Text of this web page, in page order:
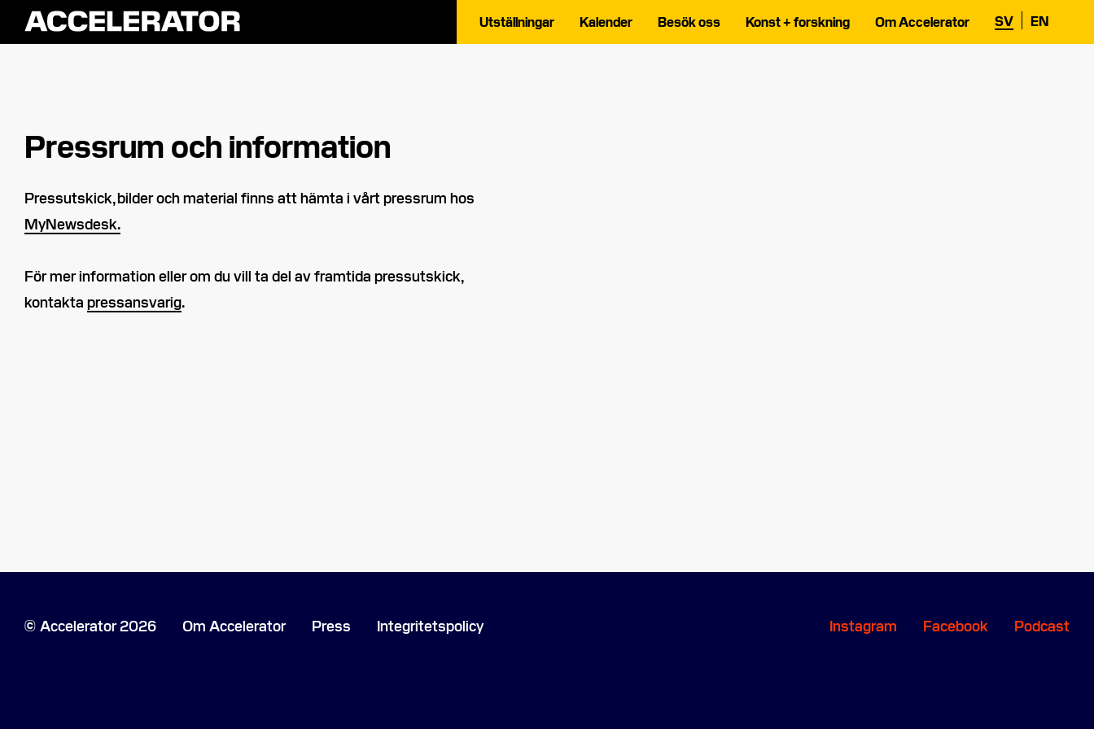
Utställningar Kalender Besök oss Konst + forskning Om Accelerator SV EN
Pressrum och information
Pressutskick, bilder och material finns att hämta i vårt pressrum hos
MyNewsdesk.
För mer information eller om du vill ta del av framtida pressutskick,
kontakta pressansvarig.
Accelerator 2026 Om Accelerator Press Integritetspolicy Instagram Facebook Podcast